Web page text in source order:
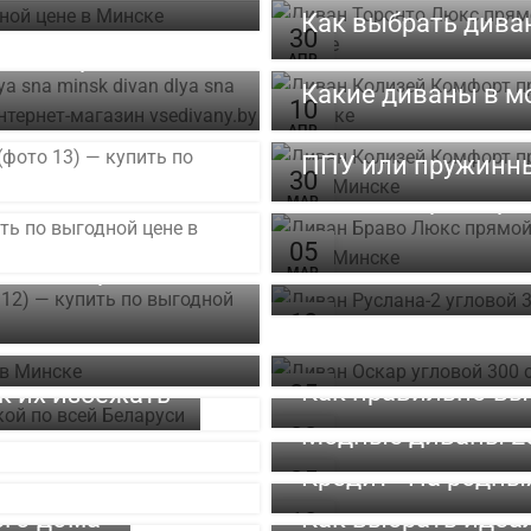
30
АПР
Как выбрать
10
АПР
Какие диваны в
30
МАР
ППУ или
05
МАР
Подбираем
материалы в
18
Как выбрать
идеи для
05
Уход за
их избежать
02
Как правильно
25
Модные диваны
18
Кредит «На
дома
Как выбрать